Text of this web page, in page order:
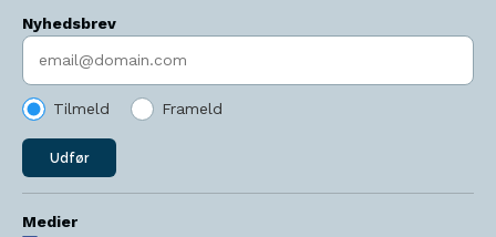
Nyhedsbrev
Indtast søgeord
Tilmeld Frameld
Udfør
Medier